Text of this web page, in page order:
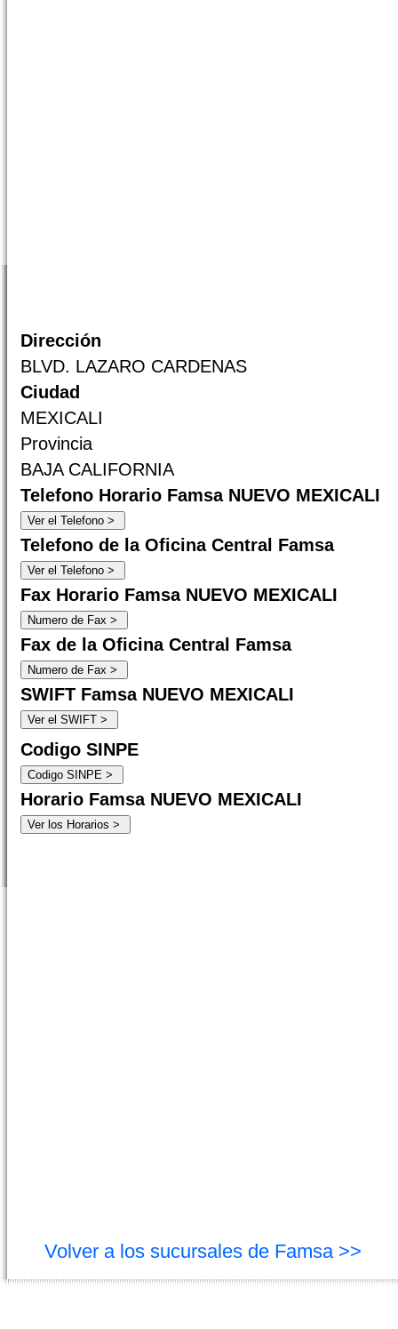
Dirección
BLVD. LAZARO CARDENAS
Ciudad
MEXICALI
Provincia
BAJA CALIFORNIA
Telefono Horario Famsa NUEVO MEXICALI
Telefono de la Oficina Central Famsa
Fax Horario Famsa NUEVO MEXICALI
Fax de la Oficina Central Famsa
SWIFT Famsa NUEVO MEXICALI
Codigo SINPE
Horario Famsa NUEVO MEXICALI
Volver a los sucursales de Famsa >>